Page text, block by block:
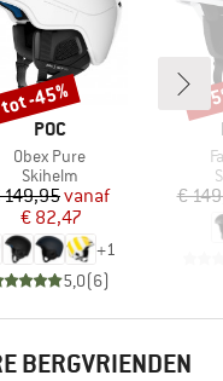
MERK
POC
Artikel
Obex Pure
Productgroep
Skihelm
Prijs
149,95Verlaagde prijs
vanaf
€ 82,47
+1
5,0(6)
tot -45%
€
-
BERGVRIENDEN